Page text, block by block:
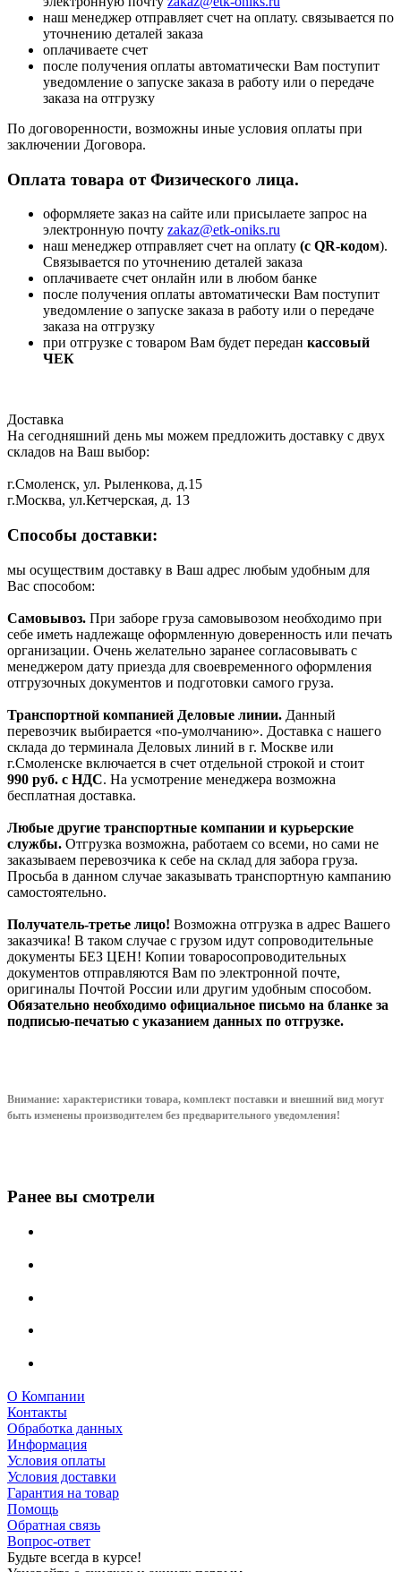
наш менеджер отправляет счет на оплату. связывается по
уточнению деталей заказа
оплачиваете счет
после получения оплаты автоматически Вам поступит
уведомление о запуске заказа в работу или о передаче
заказа на отгрузку
По договоренности, возможны иные условия оплаты при
заключении Договора.
Оплата товара от Физического лица.
оформляете заказ на сайте или присылаете запрос на
электронную почту zakaz@etk-oniks.ru
наш менеджер отправляет счет на оплату (с QR-кодом).
Связывается по уточнению деталей заказа
оплачиваете счет онлайн или в любом банке
после получения оплаты автоматически Вам поступит
уведомление о запуске заказа в работу или о передаче
заказа на отгрузку
при отгрузке с товаром Вам будет передан кассовый
ЧЕК
Доставка
На сегодняшний день мы можем предложить доставку с двух
складов на Ваш выбор:
г.Смоленск, ул. Рыленкова, д.15
г.Москва, ул.Кетчерская, д. 13
Способы доставки:
мы осуществим доставку в Ваш адрес любым удобным для
Вас способом:
Самовывоз. При заборе груза самовывозом необходимо при
себе иметь надлежаще оформленную доверенность или печать
организации. Очень желательно заранее согласовывать с
менеджером дату приезда для своевременного оформления
отгрузочных документов и подготовки самого груза.
Транспортной компанией Деловые линии. Данный
перевозчик выбирается «по-умолчанию». Доставка с нашего
склада до терминала Деловых линий в г. Москве или
г.Смоленске включается в счет отдельной строкой и стоит
990 руб. с НДС. На усмотрение менеджера возможна
бесплатная доставка.
Любые другие транспортные компании и курьерские
службы. Отгрузка возможна, работаем со всеми, но сами не
заказываем перевозчика к себе на склад для забора груза.
Просьба в данном случае заказывать транспортную кампанию
самостоятельно.
Получатель-третье лицо! Возможна отгрузка в адрес Вашего
заказчика! В таком случае с грузом идут сопроводительные
документы БЕЗ ЦЕН! Копии товаросопроводительных
документов отправляются Вам по электронной почте,
оригиналы Почтой России или другим удобным способом.
Обязательно необходимо официальное письмо на бланке за
подписью-печатью с указанием данных по отгрузке.
Внимание: характеристики товара, комплект поставки и внешний вид могут
быть изменены производителем без предварительного уведомления!
Ранее вы смотрели
О Компании
Контакты
Обработка данных
Информация
Условия оплаты
Условия доставки
Гарантия на товар
Помощь
Обратная связь
Вопрос-ответ
Будьте всегда в курсе!